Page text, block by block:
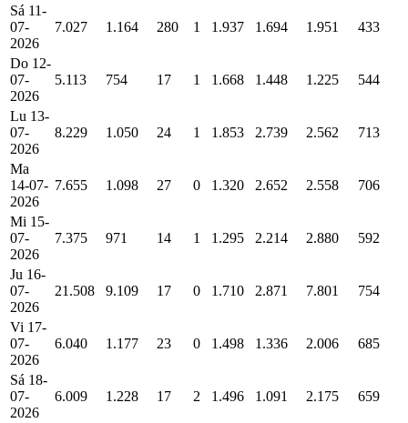
Sá 11-
07-
2026
7.027 1.164 280 1 1.937 1.694 1.951 433
Do 12-
07-
2026
5.113 754 17 1 1.668 1.448 1.225 544
Lu 13-
07-
2026
8.229 1.050 24 1 1.853 2.739 2.562 713
Ma
14-07-
2026
7.655 1.098 27 0 1.320 2.652 2.558 706
Mi 15-
07-
2026
7.375 971 14 1 1.295 2.214 2.880 592
Ju 16-
07-
2026
21.508 9.109 17 0 1.710 2.871 7.801 754
Vi 17-
07-
2026
6.040 1.177 23 0 1.498 1.336 2.006 685
Sá 18-
07-
2026
6.009 1.228 17 2 1.496 1.091 2.175 659